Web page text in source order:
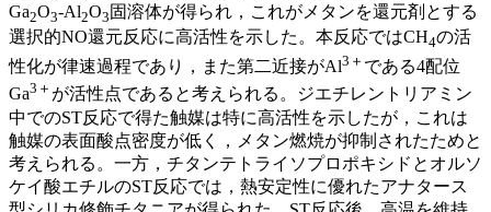
Ga2O3-Al2O3 固溶体が得られ，これがメタンを還元剤とする
選択的NO還元反応に高活性を示した。本反応ではCH4の活
性化が律速過程であり，また第二近接がAl3＋ である4配位
Ga3＋ が活性点であると考えられる。ジエチレントリアミン
中でのST反応で得た触媒は特に高活性を示したが，これは
触媒の表面酸点密度が低く，メタン燃焼が抑制されたためと
考えられる。一方，チタンテトライソプロポキシドとオルソ
ケイ酸エチルのST反応では，熱安定性に優れたアナタース